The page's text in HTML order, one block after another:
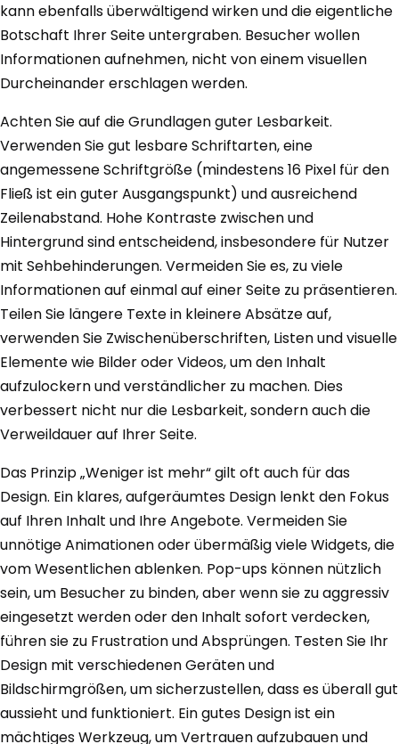
kann ebenfalls überwältigend wirken und die eigentliche
Botschaft Ihrer Seite untergraben. Besucher wollen
Informationen aufnehmen, nicht von einem visuellen
Durcheinander erschlagen werden.
Achten Sie auf die Grundlagen guter Lesbarkeit.
Verwenden Sie gut lesbare Schriftarten, eine
angemessene Schriftgröße (mindestens 16 Pixel für den
Fließ ist ein guter Ausgangspunkt) und ausreichend
Zeilenabstand. Hohe Kontraste zwischen und
Hintergrund sind entscheidend, insbesondere für Nutzer
mit Sehbehinderungen. Vermeiden Sie es, zu viele
Informationen auf einmal auf einer Seite zu präsentieren.
Teilen Sie längere Texte in kleinere Absätze auf,
verwenden Sie Zwischenüberschriften, Listen und visuelle
Elemente wie Bilder oder Videos, um den Inhalt
aufzulockern und verständlicher zu machen. Dies
verbessert nicht nur die Lesbarkeit, sondern auch die
Verweildauer auf Ihrer Seite.
Das Prinzip „Weniger ist mehr“ gilt oft auch für das
Design. Ein klares, aufgeräumtes Design lenkt den Fokus
auf Ihren Inhalt und Ihre Angebote. Vermeiden Sie
unnötige Animationen oder übermäßig viele Widgets, die
vom Wesentlichen ablenken. Pop-ups können nützlich
sein, um Besucher zu binden, aber wenn sie zu aggressiv
eingesetzt werden oder den Inhalt sofort verdecken,
führen sie zu Frustration und Absprüngen. Testen Sie Ihr
Design mit verschiedenen Geräten und
Bildschirmgrößen, um sicherzustellen, dass es überall gut
aussieht und funktioniert. Ein gutes Design ist ein
mächtiges Werkzeug, um Vertrauen aufzubauen und